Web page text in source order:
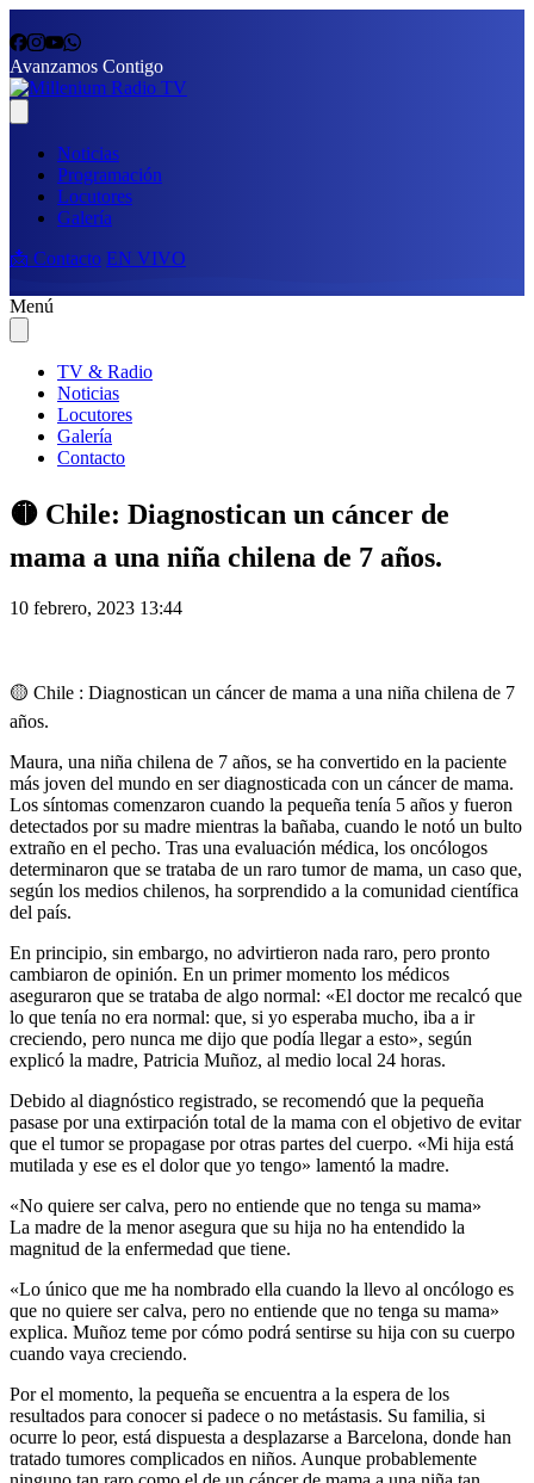
Avanzamos Contigo
Noticias
Programación
Locutores
Galería
📩 Contacto EN VIVO
Menú
TV & Radio
Noticias
Locutores
Galería
Contacto
🟡 Chile: Diagnostican un cáncer de
mama a una niña chilena de 7 años.
10 febrero, 2023 13:44
🟡 Chile : Diagnostican un cáncer de mama a una niña chilena de 7
años.
Maura, una niña chilena de 7 años, se ha convertido en la paciente
más joven del mundo en ser diagnosticada con un cáncer de mama.
Los síntomas comenzaron cuando la pequeña tenía 5 años y fueron
detectados por su madre mientras la bañaba, cuando le notó un bulto
extraño en el pecho. Tras una evaluación médica, los oncólogos
determinaron que se trataba de un raro tumor de mama, un caso que,
según los medios chilenos, ha sorprendido a la comunidad científica
del país.
En principio, sin embargo, no advirtieron nada raro, pero pronto
cambiaron de opinión. En un primer momento los médicos
aseguraron que se trataba de algo normal: «El doctor me recalcó que
lo que tenía no era normal: que, si yo esperaba mucho, iba a ir
creciendo, pero nunca me dijo que podía llegar a esto», según
explicó la madre, Patricia Muñoz, al medio local 24 horas.
Debido al diagnóstico registrado, se recomendó que la pequeña
pasase por una extirpación total de la mama con el objetivo de evitar
que el tumor se propagase por otras partes del cuerpo. «Mi hija está
mutilada y ese es el dolor que yo tengo» lamentó la madre.
«No quiere ser calva, pero no entiende que no tenga su mama»
La madre de la menor asegura que su hija no ha entendido la
magnitud de la enfermedad que tiene.
«Lo único que me ha nombrado ella cuando la llevo al oncólogo es
que no quiere ser calva, pero no entiende que no tenga su mama»
explica. Muñoz teme por cómo podrá sentirse su hija con su cuerpo
cuando vaya creciendo.
Por el momento, la pequeña se encuentra a la espera de los
resultados para conocer si padece o no metástasis. Su familia, si
ocurre lo peor, está dispuesta a desplazarse a Barcelona, donde han
tratado tumores complicados en niños. Aunque probablemente